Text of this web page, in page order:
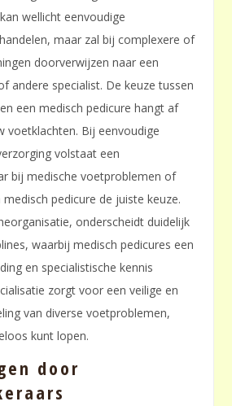
wellicht eenvoudige
maar zal bij complexere of
doorverwijzen naar een
andere specialist. De keuze tussen
een medisch pedicure hangt af
voetklachten. Bij eenvoudige
volstaat een
bij medische voetproblemen of
pedicure de juiste keuze.
onderscheidt duidelijk
waarbij medisch pedicures een
en specialistische kennis
zorgt voor een veilige en
van diverse voetproblemen,
kunt lopen.
door